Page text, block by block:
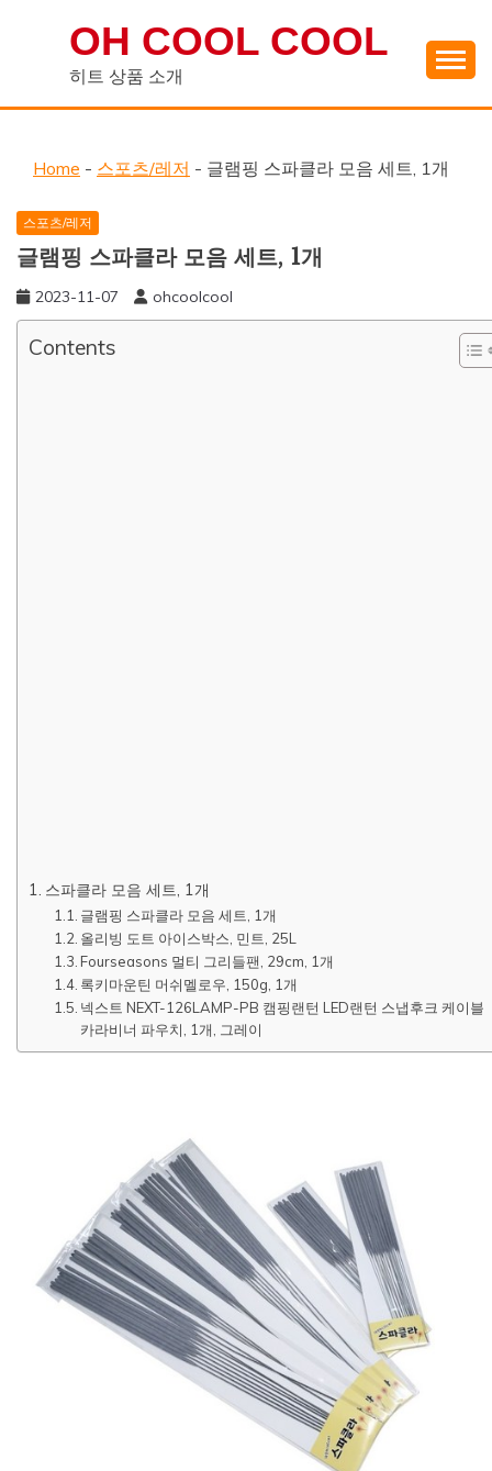
OH COOL COOL
히트 상품 소개
Home - 스포츠/레저 - 글램핑 스파클라 모음 세트, 1개
스포츠/레저
글램핑 스파클라 모음 세트, 1개
2023-11-07 ohcoolcool
Contents
스파클라 모음 세트, 1개
글램핑 스파클라 모음 세트, 1개
올리빙 도트 아이스박스, 민트, 25L
Fourseasons 멀티 그리들팬, 29cm, 1개
록키마운틴 머쉬멜로우, 150g, 1개
넥스트 NEXT-126LAMP-PB 캠핑랜턴 LED랜턴 스냅후크 케이블
카라비너 파우치, 1개, 그레이